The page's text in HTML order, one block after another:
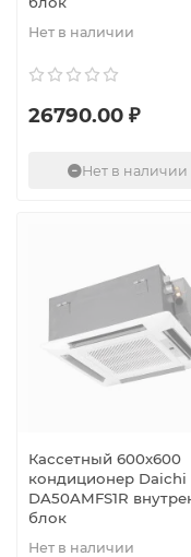
Нет в наличии
26790.00 ₽
Нет в наличии
Кассетный 600х600
кондиционер Daichi
DA50AMFS1R
блок
Нет в наличии